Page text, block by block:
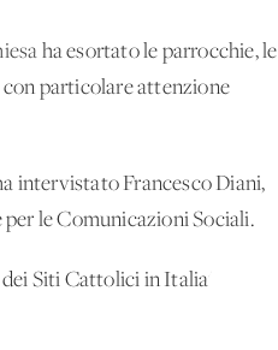
ha esortato le parrocchie, le
con particolare attenzione
intervistato Francesco Diani,
le Comunicazioni Sociali.
Siti Cattolici in Italia'